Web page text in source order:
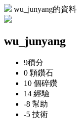
wu_junyang的資料
wu_junyang
9積分
0 顆鑽石
10 個碎鑽
14 經驗
-8 幫助
-5 技術